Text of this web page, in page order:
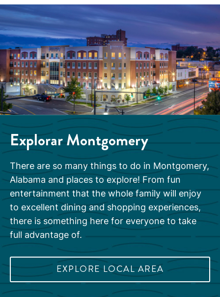
ExplorarMontgomery
There are so many things to do in Montgomery,
Alabama and places to explore! From fun
entertainment that the whole family will enjoy
to excellent dining and shopping experiences,
there is something here for everyone to take
full advantage of.
EXPLORE LOCAL AREA